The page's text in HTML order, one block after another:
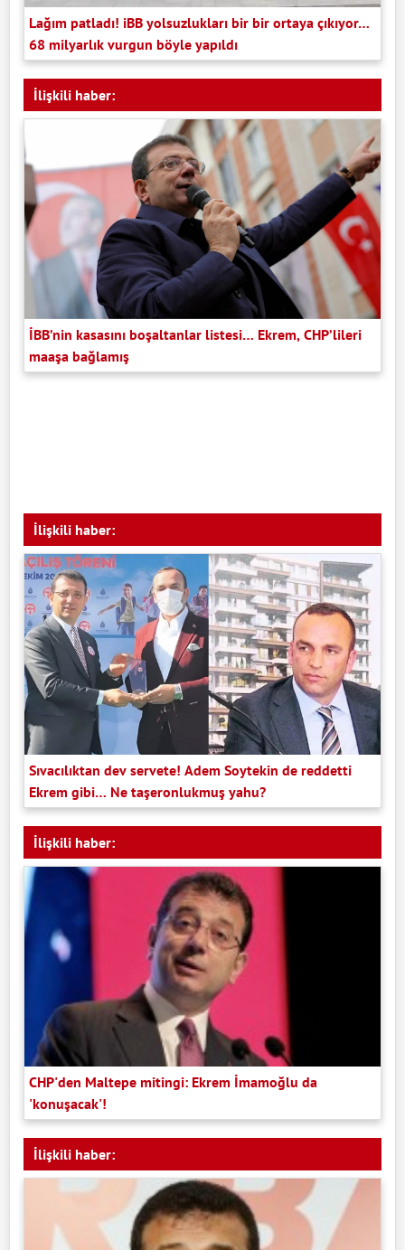
Lağım patladı! iBB yolsuzlukları bir bir ortaya çıkıyor…
68 milyarlık vurgun böyle yapıldı
İlişkili haber:
İBB’nin kasasını boşaltanlar listesi… Ekrem, CHP’lileri
maaşa bağlamış
İlişkili haber:
Sıvacılıktan dev servete! Adem Soytekin de reddetti
Ekrem gibi… Ne taşeronlukmuş yahu?
İlişkili haber:
CHP'den Maltepe mitingi: Ekrem İmamoğlu da
'konuşacak'!
İlişkili haber: